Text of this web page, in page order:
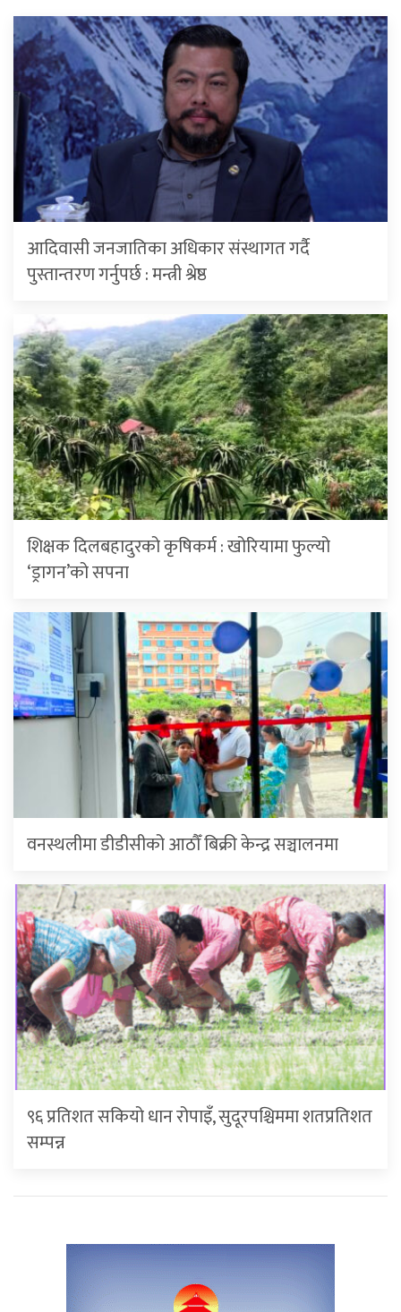
आदिवासी जनजातिका अधिकार संस्थागत गर्दै
पुस्तान्तरण गर्नुपर्छ : मन्त्री श्रेष्ठ
शिक्षक दिलबहादुरको कृषिकर्म : खोरियामा फुल्यो
‘ड्रागन’को सपना
वनस्थलीमा डीडीसीको आठौँ बिक्री केन्द्र सञ्चालनमा
९६ प्रतिशत सकियो धान रोपाइँ, सुदूरपश्चिममा शतप्रतिशत
सम्पन्न